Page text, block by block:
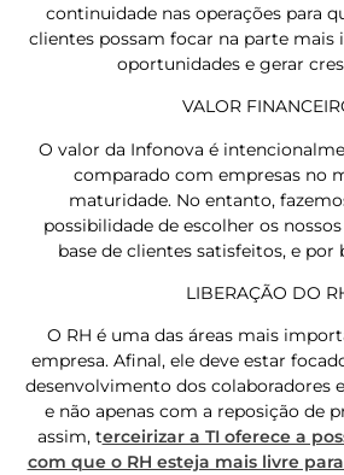
continuidade nas operações para
clientes possam focar na parte mais
oportunidades e gerar
VALOR
O valor da Infonova é
comparado com empresas no
maturidade. No entanto,
possibilidade de escolher os
base de clientes satisfeitos, e
LIBERAÇÃO DO
O RH é uma das áreas mais
empresa. Afinal, ele deve estar
desenvolvimento dos colaboradores
e não apenas com a reposição de
assim, terceirizar a TI oferece a
com que o RH esteja mais livre